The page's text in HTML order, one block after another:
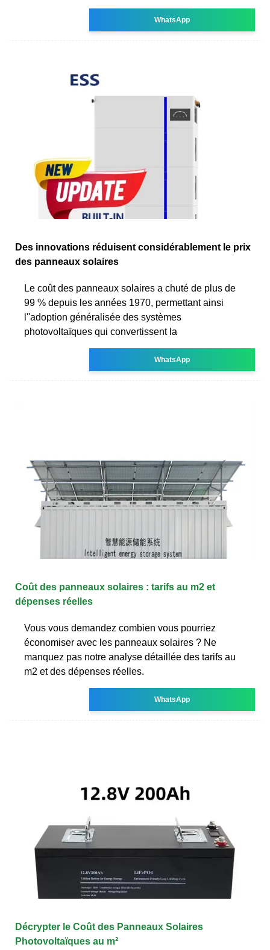
WhatsApp
Des innovations réduisent considérablement le prix
des panneaux solaires
Le coût des panneaux solaires a chuté de plus de
99 % depuis les années 1970, permettant ainsi
l''adoption généralisée des systèmes
photovoltaïques qui convertissent la
WhatsApp
Coût des panneaux solaires : tarifs au m2 et
dépenses réelles
Vous vous demandez combien vous pourriez
économiser avec les panneaux solaires ? Ne
manquez pas notre analyse détaillée des tarifs au
m2 et des dépenses réelles.
WhatsApp
Décrypter le Coût des Panneaux Solaires
Photovoltaïques au m²